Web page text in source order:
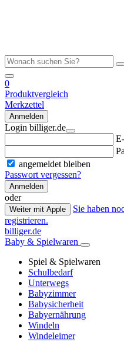
0
Produktvergleich
Merkzettel
Anmelden
Login billiger.de
angemeldet bleiben
Passwort vergessen?
Anmelden
oder
Weiter mit Apple
Sie haben
registrieren.
billiger.de
Baby & Spielwaren
Spiel & Spielwaren
Schulbedarf
Unterwegs
Babyzimmer
Babysicherheit
Babyernährung
Windeln
Windeleimer